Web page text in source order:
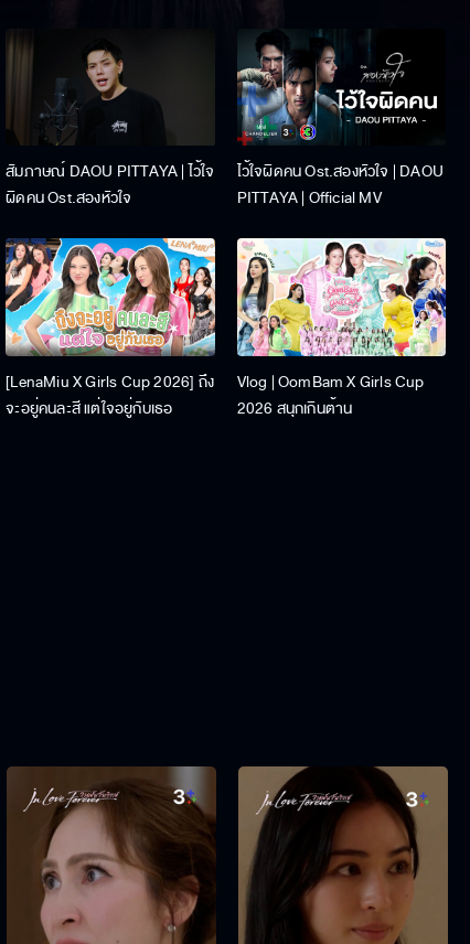
สัมภาษณ์ DAOU PITTAYA | ไว้ใจ
ผิดคน Ost.สองหัวใจ
ไว้ใจผิดคน Ost.สองหัวใจ | DAOU
PITTAYA | Official MV
[LenaMiu X Girls Cup 2026] ถึง
จะอยู่คนละสี แต่ใจอยู่กับเธอ
Vlog | OomBam X Girls Cup
2026 สนุกเกินต้าน